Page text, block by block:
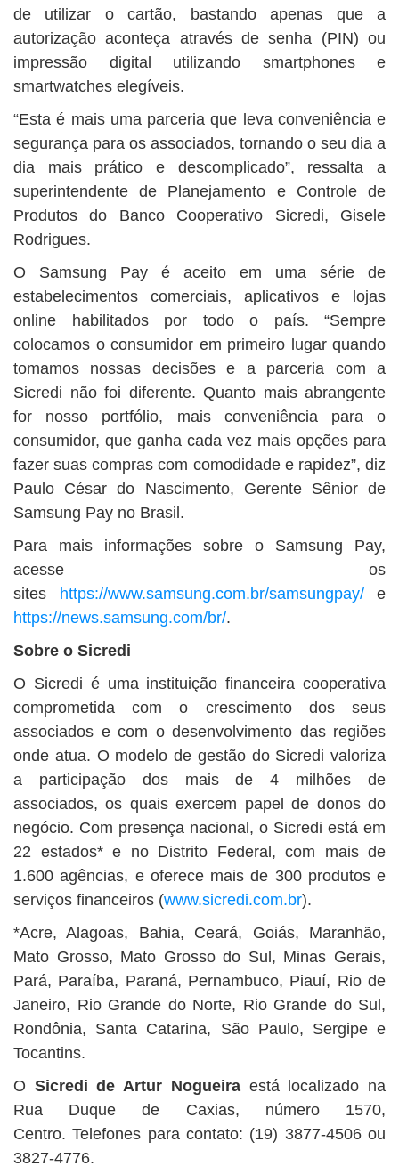
de utilizar o cartão, bastando apenas que a
autorização aconteça através de senha (PIN) ou
impressão digital utilizando smartphones e
smartwatches elegíveis.
“Esta é mais uma parceria que leva conveniência e
segurança para os associados, tornando o seu dia a
dia mais prático e descomplicado”, ressalta a
superintendente de Planejamento e Controle de
Produtos do Banco Cooperativo Sicredi, Gisele
Rodrigues.
O Samsung Pay é aceito em uma série de
estabelecimentos comerciais, aplicativos e lojas
online habilitados por todo o país. “Sempre
colocamos o consumidor em primeiro lugar quando
tomamos nossas decisões e a parceria com a
Sicredi não foi diferente. Quanto mais abrangente
for nosso portfólio, mais conveniência para o
consumidor, que ganha cada vez mais opções para
fazer suas compras com comodidade e rapidez”, diz
Paulo César do Nascimento, Gerente Sênior de
Samsung Pay no Brasil.
Para mais informações sobre o Samsung Pay,
acesse os
sites
https://www.samsung.com.br/samsungpay/e
https://news.samsung.com/br/.
Sobre o Sicredi
O Sicredi é uma instituição financeira cooperativa
comprometida com o crescimento dos seus
associados e com o desenvolvimento das regiões
onde atua. O modelo de gestão do Sicredi valoriza
a participação dos mais de 4 milhões de
associados, os quais exercem papel de donos do
negócio. Com presença nacional, o Sicredi está em
22 estados* e no Distrito Federal, com mais de
1.600 agências, e oferece mais de 300 produtos e
serviços financeiros (www.sicredi.com.br).
*Acre, Alagoas, Bahia, Ceará, Goiás, Maranhão,
Mato Grosso, Mato Grosso do Sul, Minas Gerais,
Pará, Paraíba, Paraná, Pernambuco, Piauí, Rio de
Janeiro, Rio Grande do Norte, Rio Grande do Sul,
Rondônia, Santa Catarina, São Paulo, Sergipe e
Tocantins.
O Sicredi de Artur Nogueiraestá localizado na
Rua Duque de Caxias, número 1570,
Centro. Telefones para contato: (19) 3877-4506 ou
3827-4776.